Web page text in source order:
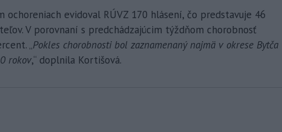
ochoreniach evidoval RÚVZ 170 hlásení, čo predstavuje 46
V porovnaní s predchádzajúcim týždňom chorobnosť
„Pokles chorobnosti bol zaznamenaný najmä v okrese Bytča
rokov,“ doplnila Kortišová.